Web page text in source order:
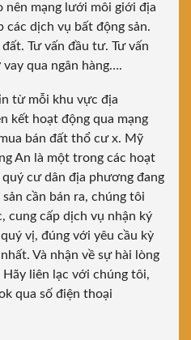
mạng lưới môi giới địa
các dịch vụ bất động sản.
Tư vấn đầu tư. Tư vấn
qua ngân hàng….
từ mỗi khu vực địa
kết hoạt động qua mạng
bán đất thổ cư x. Mỹ
An là một trong các hoạt
cư dân địa phương đang
cần bán ra, chúng tôi
cung cấp dịch vụ nhận ký
vị, đúng với yêu cầu kỳ
Và nhận về sự hài lòng
liên lạc với chúng tôi,
qua số điện thoại